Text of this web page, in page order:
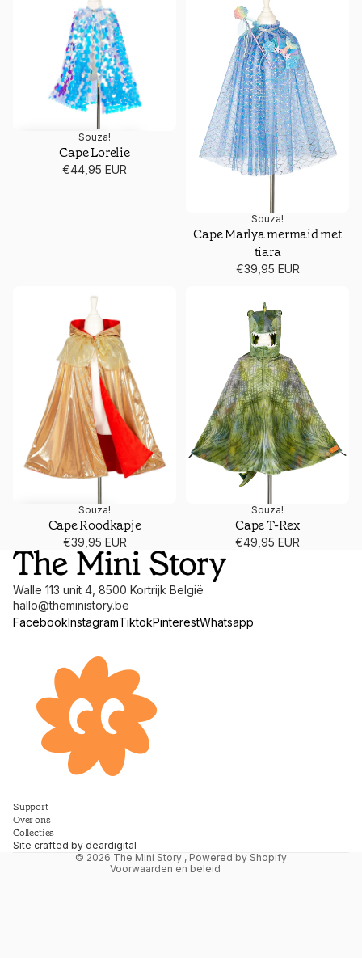
Souza!
Cape Lorelie
€44,95 EUR
TIJDELIJK UITVERKOCHT
Souza!
Cape Marlya mermaid met
tiara
€39,95 EUR
Cape Roodkapje
Souza!
Cape Roodkapje
€39,95 EUR
TIJDELIJK UITVERKOCHT
Souza!
Cape T-Rex
€49,95 EUR
Walle 113 unit 4, 8500 Kortrijk België
hallo@theministory.be
FacebookInstagramTiktokPinterestWhatsapp
Support
Over ons
Collecties
Site crafted by deardigital
© 2026 The Mini Story , Powered by Shopify
Voorwaarden en beleid
Algemene voorwaarden